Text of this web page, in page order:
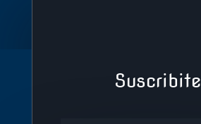
Suscribite